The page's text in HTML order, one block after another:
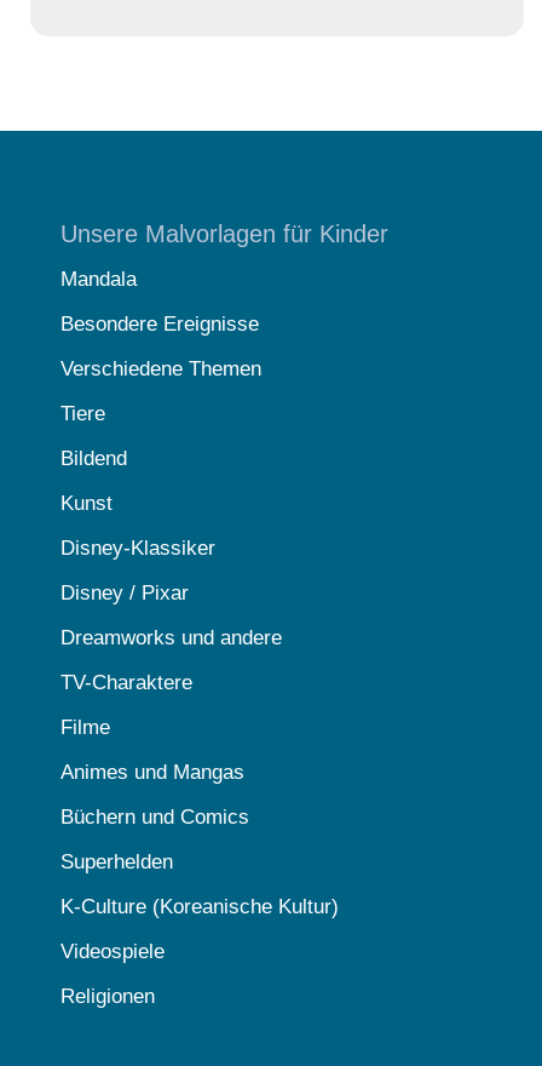
Unsere Malvorlagen für Kinder
Mandala
Besondere Ereignisse
Verschiedene Themen
Tiere
Bildend
Kunst
Disney-Klassiker
Disney / Pixar
Dreamworks und andere
TV-Charaktere
Filme
Animes und Mangas
Büchern und Comics
Superhelden
K-Culture (Koreanische Kultur)
Videospiele
Religionen